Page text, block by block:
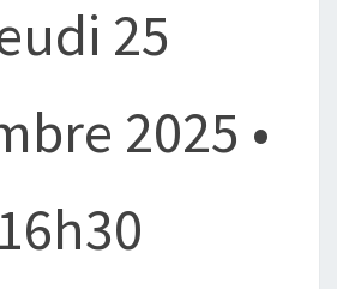
25
2025 •
16h30